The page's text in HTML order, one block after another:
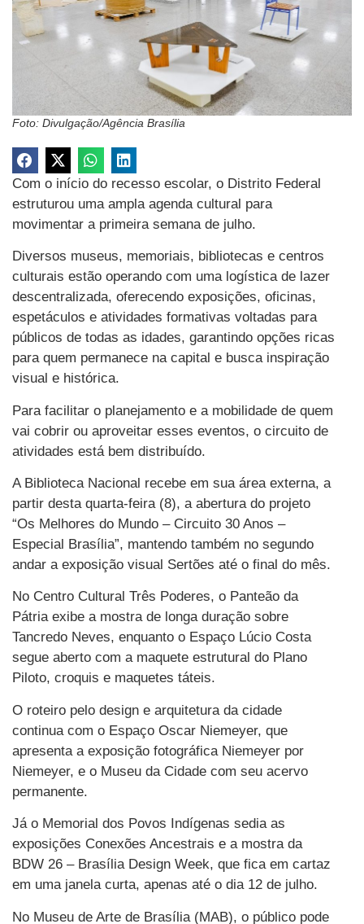
Foto: Divulgação/Agência Brasília
Com o início do recesso escolar, o Distrito Federal
estruturou uma ampla agenda cultural para
movimentar a primeira semana de julho.
Diversos museus, memoriais, bibliotecas e centros
culturais estão operando com uma logística de lazer
descentralizada, oferecendo exposições, oficinas,
espetáculos e atividades formativas voltadas para
públicos de todas as idades, garantindo opções ricas
para quem permanece na capital e busca inspiração
visual e histórica.
Para facilitar o planejamento e a mobilidade de quem
vai cobrir ou aproveitar esses eventos, o circuito de
atividades está bem distribuído.
A Biblioteca Nacional recebe em sua área externa, a
partir desta quarta-feira (8), a abertura do projeto
“Os Melhores do Mundo – Circuito 30 Anos –
Especial Brasília”, mantendo também no segundo
andar a exposição visual Sertões até o final do mês.
No Centro Cultural Três Poderes, o Panteão da
Pátria exibe a mostra de longa duração sobre
Tancredo Neves, enquanto o Espaço Lúcio Costa
segue aberto com a maquete estrutural do Plano
Piloto, croquis e maquetes táteis.
O roteiro pelo design e arquitetura da cidade
continua com o Espaço Oscar Niemeyer, que
apresenta a exposição fotográfica Niemeyer por
Niemeyer, e o Museu da Cidade com seu acervo
permanente.
Já o Memorial dos Povos Indígenas sedia as
exposições Conexões Ancestrais e a mostra da
BDW 26 – Brasília Design Week, que fica em cartaz
em uma janela curta, apenas até o dia 12 de julho.
No Museu de Arte de Brasília (MAB), o público pode